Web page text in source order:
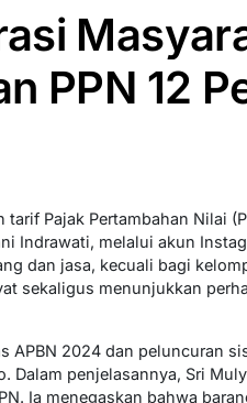
PPN 12
Pajak Pertambahan Nilai
Indrawati, melalui akun
dan jasa, kecuali bagi
sekaligus menunjukkan
APBN 2024 dan peluncuran
Dalam penjelasannya, Sri
Ia menegaskan bahwa